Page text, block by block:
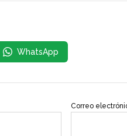
WhatsApp
Correo